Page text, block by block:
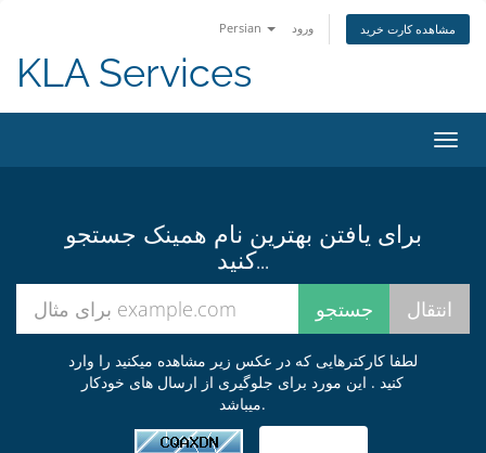
Persian ورود مشاهده کارت خرید
KLA Services
تغییر
برای یافتن بهترین نام همینک جستجو
کنید...
لطفا کارکترهایی که در عکس زیر مشاهده میکنید را وارد
کنید . این مورد برای جلوگیری از ارسال های خودکار
میباشد.